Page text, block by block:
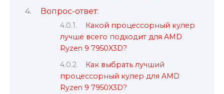
Вопрос-ответ:
Какой процессорный кулер
лучше всего подходит для AMD
Ryzen 9 7950X3D?
Как выбрать лучший
процессорный кулер для AMD
Ryzen 9 7950X3D?